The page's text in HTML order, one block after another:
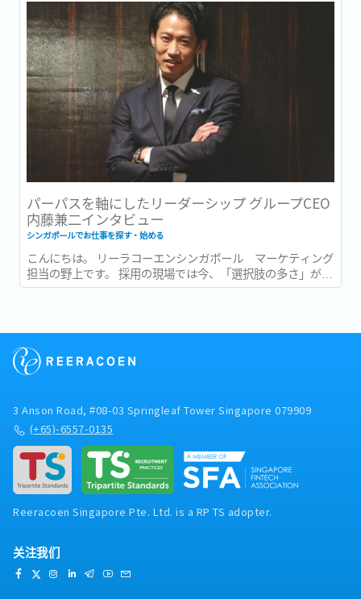
パーパスを軸にしたリーダーシップ グループCEO
内藤兼二インタビュー
シンガポールでお仕事を探す・始める
こんにちは。 リーラコーエンシンガポール マーケティング
担当の野上です。 採用の現場では今、「選択肢の多さ」が新
たな難しさとして語られるようになっています。...
3 Anson Road, #08-03 Springleaf Tower Singapore 079909
(+65)-6557-0135
Reeracoen Singapore Pte. Ltd. is a RP TS adopter.
关注我们